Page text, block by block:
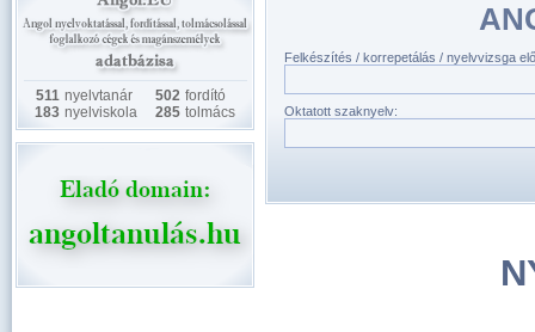
511 nyelvtanár 502 fordító
183 nyelviskola 285 tolmács
Felkészítés / korrepetálás / nyelvvizsga
Oktatott szaknyelv: